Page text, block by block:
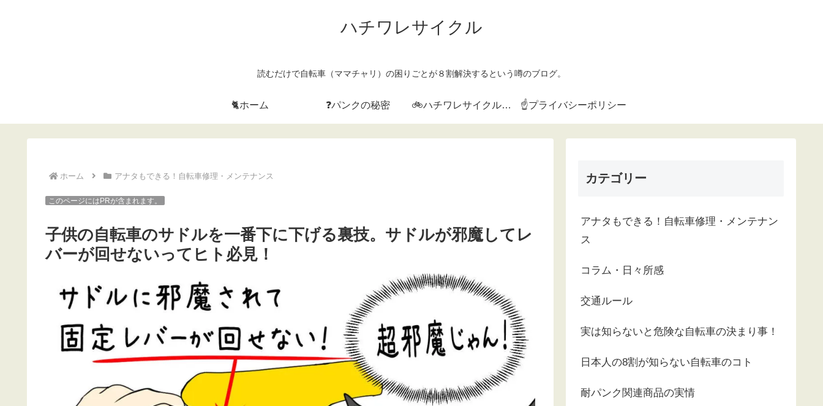
ハチワレサイクル
読むだけで自転車（ママチャリ）の困りごとが８割解決するという噂のブログ。
🐈ホーム ❓パンクの秘密 🚲ハチワレサイクルとは？ ☝プライバシーポリシー
ホーム アナタもできる！自転車修理・メンテナンス
このページにはPRが含まれます。
子供の自転車のサドルを一番下に下げる裏技。サドルが邪魔してレ
バーが回せないってヒト必見！
カテゴリー
アナタもできる！自転車修理・メンテナン
ス
コラム・日々所感
交通ルール
実は知らないと危険な自転車の決まり事！
日本人の8割が知らない自転車のコト
耐パンク関連商品の実情